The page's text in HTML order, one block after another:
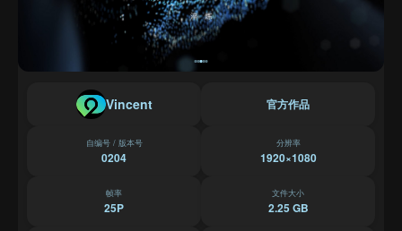
Vincent 官方作品
自编号 / 版本号
0204
分辨率
1920×1080
帧率
25P
文件大小
2.25 GB